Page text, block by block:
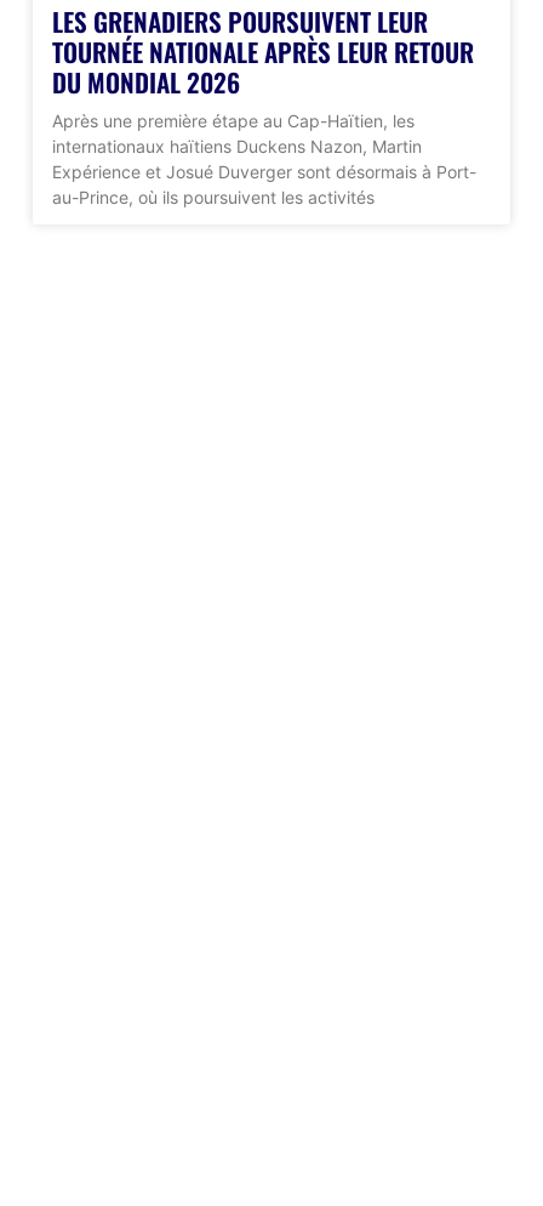
LES GRENADIERS POURSUIVENT LEUR
TOURNÉE NATIONALE APRÈS LEUR RETOUR
DU MONDIAL 2026
Après une première étape au Cap-Haïtien, les
internationaux haïtiens Duckens Nazon, Martin
Expérience et Josué Duverger sont désormais à Port-
au-Prince, où ils poursuivent les activités